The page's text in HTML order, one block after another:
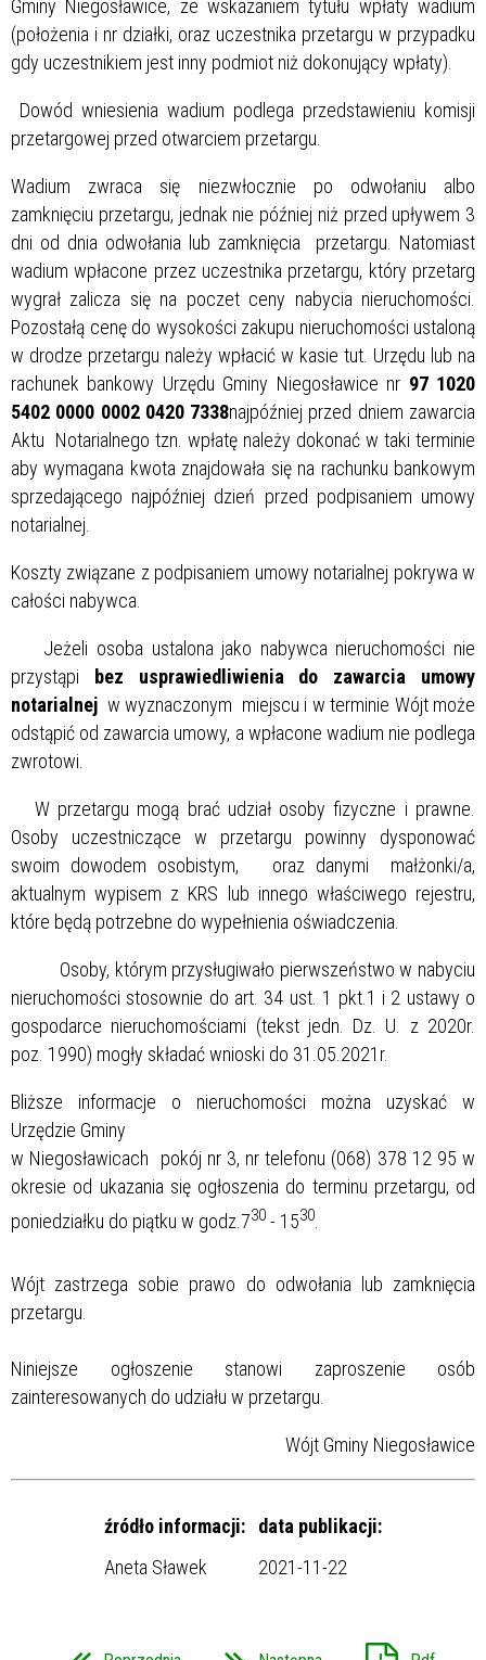
Gminy Niegosławice, ze wskazaniem tytułu wpłaty wadium
(położenia i nr działki, oraz uczestnika przetargu w przypadku
gdy uczestnikiem jest inny podmiot niż dokonujący wpłaty).
Dowód wniesienia wadium podlega przedstawieniu komisji
przetargowej przed otwarciem przetargu.
Wadium zwraca się niezwłocznie po odwołaniu albo
zamknięciu przetargu, jednak nie później niż przed upływem 3
dni od dnia odwołania lub zamknięcia przetargu. Natomiast
wadium wpłacone przez uczestnika przetargu, który przetarg
wygrał zalicza się na poczet ceny nabycia nieruchomości.
Pozostałą cenę do wysokości zakupu nieruchomości ustaloną
w drodze przetargu należy wpłacić w kasie tut. Urzędu lub na
rachunek bankowy Urzędu Gminy Niegosławice nr 97 1020
5402 0000 0002 0420 7338najpóźniej przed dniem zawarcia
Aktu Notarialnego tzn. wpłatę należy dokonać w taki terminie
aby wymagana kwota znajdowała się na rachunku bankowym
sprzedającego najpóźniej dzień przed podpisaniem umowy
notarialnej.
Koszty związane z podpisaniem umowy notarialnej pokrywa w
całości nabywca.
Jeżeli osoba ustalona jako nabywca nieruchomości nie
przystąpi
bez usprawiedliwienia do zawarcia umowy
notarialnej w wyznaczonym miejscu i w terminie Wójt może
odstąpić od zawarcia umowy, a wpłacone wadium nie podlega
zwrotowi.
W przetargu mogą brać udział osoby fizyczne i prawne.
Osoby uczestniczące w przetargu powinny dysponować
swoim dowodem osobistym, oraz danymi małżonki/a,
aktualnym wypisem z KRS lub innego właściwego rejestru,
które będą potrzebne do wypełnienia oświadczenia.
Osoby, którym przysługiwało pierwszeństwo w nabyciu
nieruchomości stosownie do art. 34 ust. 1 pkt.1 i 2 ustawy o
gospodarce nieruchomościami (tekst jedn. Dz. U. z 2020r.
poz. 1990) mogły składać wnioski do 31.05.2021r.
Bliższe informacje o nieruchomości można uzyskać w
Urzędzie Gminy
w Niegosławicach pokój nr 3, nr telefonu (068) 378 12 95 w
okresie od ukazania się ogłoszenia do terminu przetargu, od
poniedziałku do piątku w godz.730 - 1530.
Wójt zastrzega sobie prawo do odwołania lub zamknięcia
przetargu.
Niniejsze ogłoszenie stanowi zaproszenie osób
zainteresowanych do udziału w przetargu.
Wójt Gminy Niegosławice
źródło informacji:
data publikacji:
Aneta Sławek
2021-11-22